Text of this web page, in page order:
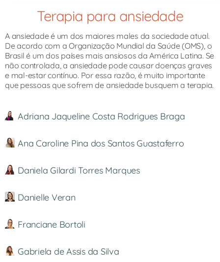
Terapia para ansiedade
A ansiedade é um dos maiores males da sociedade atual.
De acordo com a Organização Mundial da Saúde (OMS), o
Brasil é um dos países mais ansiosos da América Latina. Se
não controlada, a ansiedade pode causar doenças graves
e mal-estar contínuo. Por essa razão, é muito importante
que pessoas que sofrem de ansiedade busquem a terapia.
Adriana Jaqueline Costa Rodrigues Braga
Ana Caroline Pina dos Santos Guastaferro
Daniela Gilardi Torres Marques
Danielle Veran
Franciane Bortoli
Gabriela de Assis da Silva